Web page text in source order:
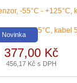
-55°C - +125°C,
Novinka
377,00 Kč
456,17 Kč s DPH